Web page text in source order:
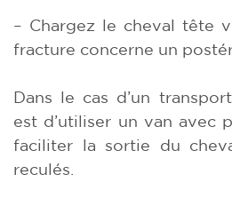
– Chargez le cheval tête
fracture concerne un
Dans le cas d’un
est d’utiliser un van avec
faciliter la sortie du
reculés.